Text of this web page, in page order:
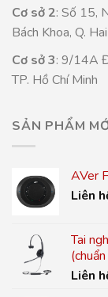
Cơ sở 2: Số 15,
Bách Khoa, Q.
Cơ sở 3: 9/14A
TP. Hồ Chí Minh
SẢN PHẨM
AVer
Liên
Tai
Liên